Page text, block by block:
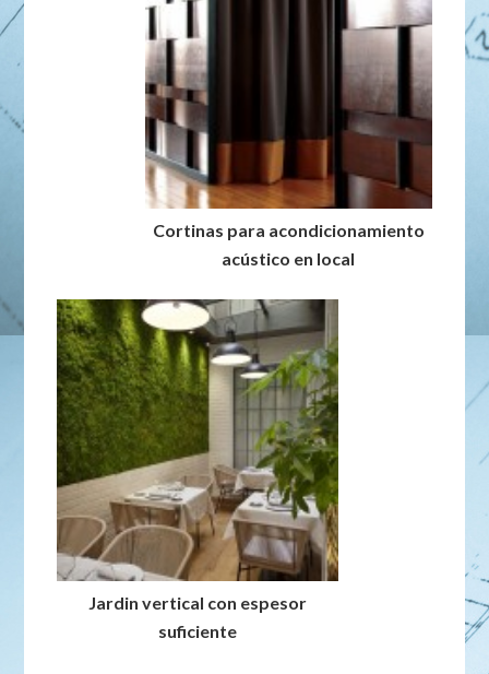
Cortinas para acondicionamiento
acústico en local
Jardin vertical con espesor
suficiente